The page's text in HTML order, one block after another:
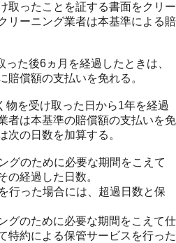
取ったことを証する書面をクリー
リーニング業者は本基準による賠
た後6ヵ月を経過したときは、
賠償額の支払いを免れる。
物を受け取った日から1年を経過
者は本基準の賠償額の支払いを免
次の日数を加算する。
グのために必要な期間をこえて
の経過した日数。
行った場合には、超過日数と保
グのために必要な期間をこえて仕
特約による保管サービスを行った